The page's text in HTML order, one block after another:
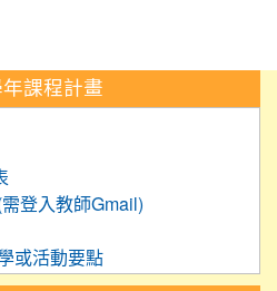
年課程計畫
登入教師Gmail)
或活動要點